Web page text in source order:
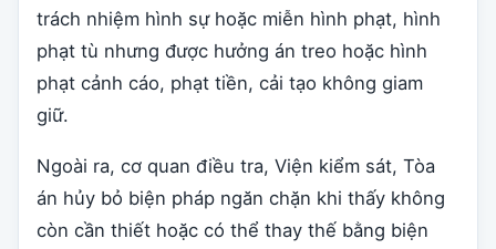
trách nhiệm hình sự hoặc miễn hình phạt, hình
phạt tù nhưng được hưởng án treo hoặc hình
phạt cảnh cáo, phạt tiền, cải tạo không giam
giữ.
Ngoài ra, cơ quan điều tra, Viện kiểm sát, Tòa
án hủy bỏ biện pháp ngăn chặn khi thấy không
còn cần thiết hoặc có thể thay thế bằng biện